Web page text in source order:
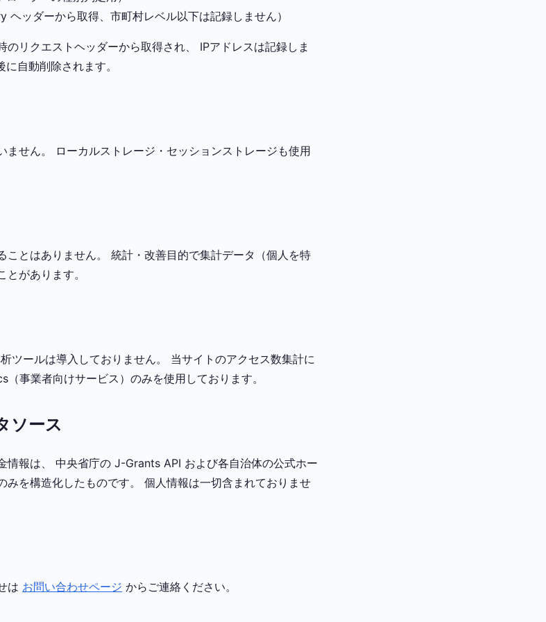
ヘッダーから取得、市町村レベル以下は記録しません）
リクエストヘッダーから取得され、 IPアドレスは記録しま
自動削除されます。
せん。 ローカルストレージ・セッションストレージも使用
ことはありません。 統計・改善目的で集計データ（個人を特
があります。
ツールは導入しておりません。 当サイトのアクセス数集計に
事業者向けサービス）のみを使用しております。
ソース
情報は、 中央省庁の J-Grants API および各自治体の公式ホー
みを構造化したものです。 個人情報は一切含まれておりませ
は お問い合わせページ からご連絡ください。